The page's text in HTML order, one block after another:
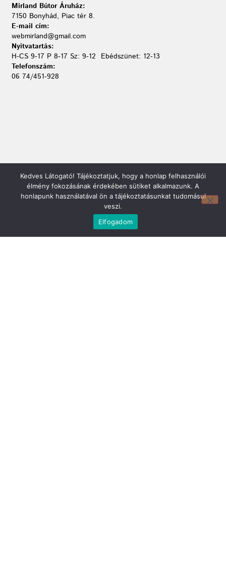
Mirland Lakberendezési Áruház:
7100 Szekszárd, Fáy András u. 29
E-mail cím:
Mirland Bútor Áruház:
7150 Bonyhád, Piac tér 8.
E-mail cím:
webmirland@gmail.com
Nyitvatartás:
H-CS 9-17 P 8-17 Sz: 9-12 Ebédszünet: 12-13
Telefonszám:
06 74/451-928
Kedves Látogató! Tájékoztatjuk, hogy a honlap felhasználói
élmény fokozásának érdekében sütiket alkalmazunk. A
honlapunk használatával ön a tájékoztatásunkat tudomásul
veszi.
Elfogadom